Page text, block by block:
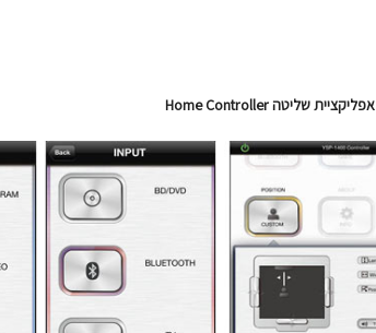
אפליקציית שליטה Home Controller